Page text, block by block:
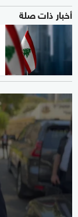
أخبار ذات صلة